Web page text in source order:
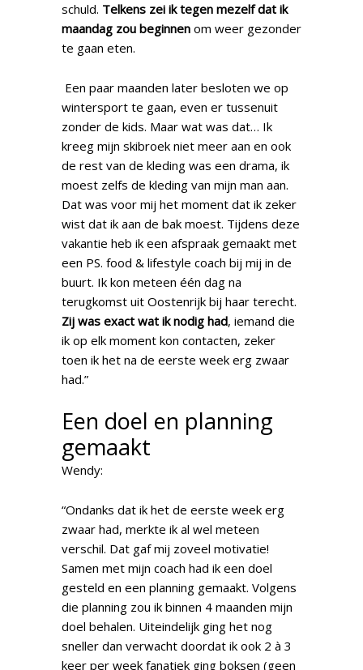
schuld. Telkens zei ik tegen mezelf dat ik
maandag zou beginnen om weer gezonder
te gaan eten.
Een paar maanden later besloten we op
wintersport te gaan, even er tussenuit
zonder de kids. Maar wat was dat… Ik
kreeg mijn skibroek niet meer aan en ook
de rest van de kleding was een drama, ik
moest zelfs de kleding van mijn man aan.
Dat was voor mij het moment dat ik zeker
wist dat ik aan de bak moest. Tijdens deze
vakantie heb ik een afspraak gemaakt met
een PS. food & lifestyle coach bij mij in de
buurt. Ik kon meteen één dag na
terugkomst uit Oostenrijk bij haar terecht.
Zij was exact wat ik nodig had, iemand die
ik op elk moment kon contacten, zeker
toen ik het na de eerste week erg zwaar
had.”
Een doel en planning
gemaakt
Wendy:
“Ondanks dat ik het de eerste week erg
zwaar had, merkte ik al wel meteen
verschil. Dat gaf mij zoveel motivatie!
Samen met mijn coach had ik een doel
gesteld en een planning gemaakt. Volgens
die planning zou ik binnen 4 maanden mijn
doel behalen. Uiteindelijk ging het nog
sneller dan verwacht doordat ik ook 2 à 3
keer per week fanatiek ging boksen (geen